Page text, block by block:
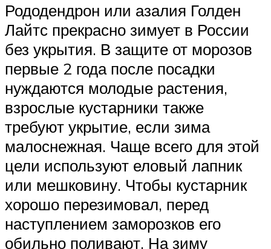
Рододендрон или азалия Голден
Лайтс прекрасно зимует в России
без укрытия. В защите от морозов
первые 2 года после посадки
нуждаются молодые растения,
взрослые кустарники также
требуют укрытие, если зима
малоснежная. Чаще всего для этой
цели используют еловый лапник
или мешковину. Чтобы кустарник
хорошо перезимовал, перед
наступлением заморозков его
обильно поливают. На зиму